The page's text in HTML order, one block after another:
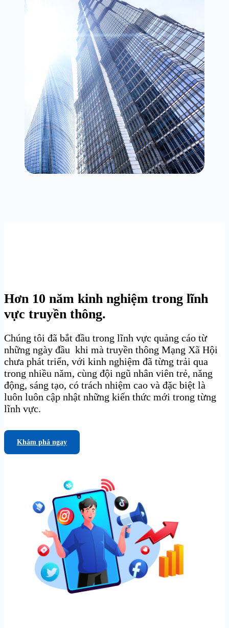
Hơn 10 năm kinh nghiệm trong lĩnh
vực truyền thông.
Chúng tôi đã bắt đầu trong lĩnh vực quảng cáo từ
những ngày đầu khi mà truyền thông Mạng Xã Hội
chưa phát triển, với kinh nghiệm đã từng trải qua
trong nhiều năm, cùng đội ngũ nhân viên trẻ, năng
động, sáng tạo, có trách nhiệm cao và đặc biệt là
luôn luôn cập nhật những kiến thức mới trong từng
lĩnh vực.
Khám phá ngay